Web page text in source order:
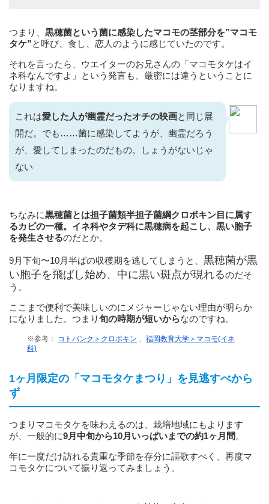
つまり、 黒穂菌という菌に感染したマコモの茎部分を”マコモ
タケ”と呼び、食し、恋人のように感じていたのです。
それを言ったら、ウエイターのお兄さんの「マコモタケはイ
ネ科なんですよ」という発言も、厳密には違うということに
なりますね。
これは愛した人が幽霊だったオチの映画と同じ展
開だ。でも……菌に感染してようが、幽霊だろう
が、愛してしまったのだもの。しょうがないじゃ
ない
ちなみに黒穂菌とは担子菌類半担子菌綱クロボキン目に属す
るカビの一種。イネ科やタデ科に黒穂病を起こし、黒い胞子
を発生させるのだとか。
9月下旬〜10月半ばの収穫期を逃してしまうと、 黒穂菌が黒
い胞子を飛ばし始め、中に黒い斑点が現れるのだそ
う。
ここまで便利で美味しいのにメジャーじゃない理由が明らか
になりました。つまり旬の時期が短いからなのですね。
※参考： コトバンク＞クロボキン
福岡教育大学＞マコモ(イネ
科)
1ヶ月限定の「マコモタケまつり」を見逃すべから
ず
つまりマコモタケを味わえるのは、栽培地域にもよります
が、一般的に9月中旬から10月いっぱいまでの約1ヶ月間 。
年に一度だけ訪れる貴重な季節を存分に謳歌すべく、再度マ
コモタケについて振り返ってみましょう。